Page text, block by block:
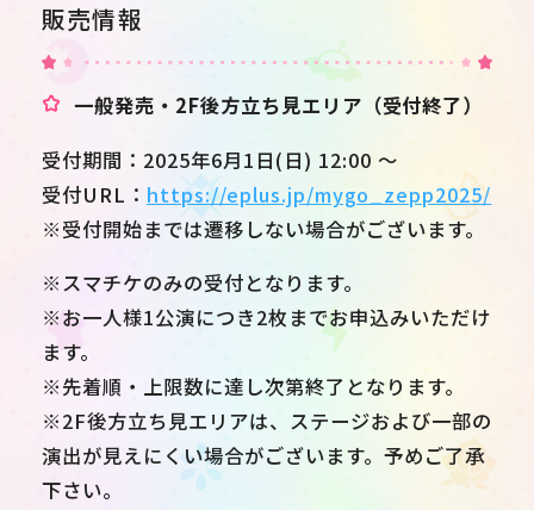
販売情報
一般発売・2F後方立ち見エリア（受付終了）
受付期間：2025年6月1日(日) 12:00 ～
受付URL： https://eplus.jp/mygo_zepp2025/
※受付開始までは遷移しない場合がございます。
※スマチケのみの受付となります。
※お一人様1公演につき2枚までお申込みいただけ
ます。
※先着順・上限数に達し次第終了となります。
※2F後方立ち見エリアは、ステージおよび一部の
演出が見えにくい場合がございます。予めご了承
下さい。